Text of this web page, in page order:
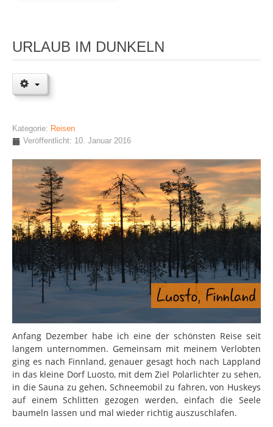
URLAUB IM DUNKELN
Kategorie: Reisen
Veröffentlicht: 10. Januar 2016
Anfang Dezember habe ich eine der schönsten Reise seit
langem unternommen. Gemeinsam mit meinem Verlobten
ging es nach Finnland, genauer gesagt hoch nach Lappland
in das kleine Dorf Luosto, mit dem Ziel Polarlichter zu sehen,
in die Sauna zu gehen, Schneemobil zu fahren, von Huskeys
auf einem Schlitten gezogen werden, einfach die Seele
baumeln lassen und mal wieder richtig auszuschlafen.